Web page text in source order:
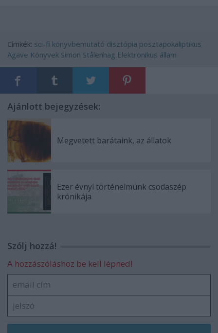
Címkék: sci-fi könyvbemutató disztópia posztapokaliptikus
Agave Könyvek Simon Stålenhag Elektronikus állam
Ajánlott bejegyzések:
Megvetett barátaink, az állatok
Ezer évnyi történelmünk csodaszép
krónikája
Szólj hozzá!
A hozzászóláshoz be kell lépned!